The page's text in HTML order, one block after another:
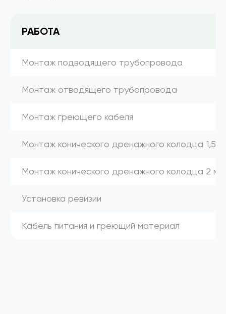
РАБОТА
Монтаж подводящего трубопровода
Монтаж отводящего трубопровода
Монтаж греющего кабеля
Монтаж конического дренажного колодца 1,5 м
Монтаж конического дренажного колодца 2 м
Установка ревизии
Кабель питания и греющий материал